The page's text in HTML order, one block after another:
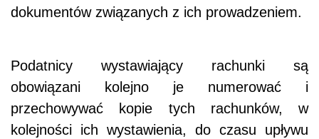
dokumentów związanych z ich prowadzeniem.
Podatnicy wystawiający rachunki są
obowiązani kolejno je numerować i
przechowywać kopie tych rachunków, w
kolejności ich wystawienia, do czasu upływu